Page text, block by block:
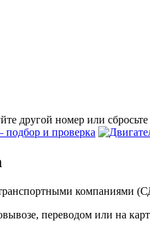
другой номер или
компаниями
переводом или на